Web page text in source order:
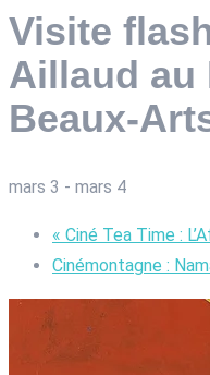
Visite
Aillaud au
Beaux-
mars 3 - mars 4
« Ciné Tea Time :
Cinémontagne :